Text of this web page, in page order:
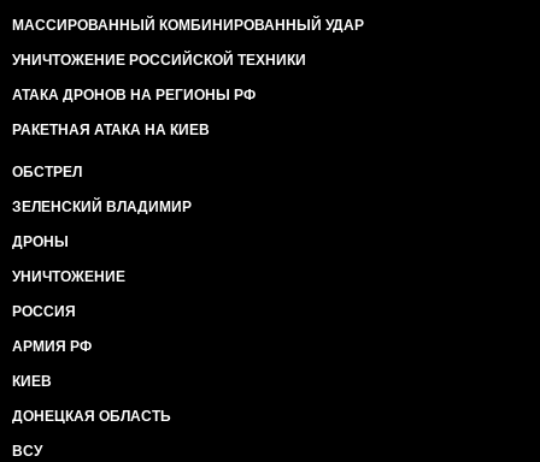
МАССИРОВАННЫЙ КОМБИНИРОВАННЫЙ УДАР
УНИЧТОЖЕНИЕ РОССИЙСКОЙ ТЕХНИКИ
АТАКА ДРОНОВ НА РЕГИОНЫ РФ
РАКЕТНАЯ АТАКА НА КИЕВ
ОБСТРЕЛ
ЗЕЛЕНСКИЙ ВЛАДИМИР
ДРОНЫ
УНИЧТОЖЕНИЕ
РОССИЯ
АРМИЯ РФ
КИЕВ
ДОНЕЦКАЯ ОБЛАСТЬ
ВСУ